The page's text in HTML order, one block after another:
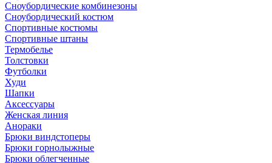
Сноубордические комбинезоны
Сноубордический костюм
Спортивные костюмы
Спортивные штаны
Термобелье
Толстовки
Футболки
Худи
Шапки
Аксессуары
Женская линия
Анораки
Брюки виндстоперы
Брюки горнолыжные
Брюки облегченные